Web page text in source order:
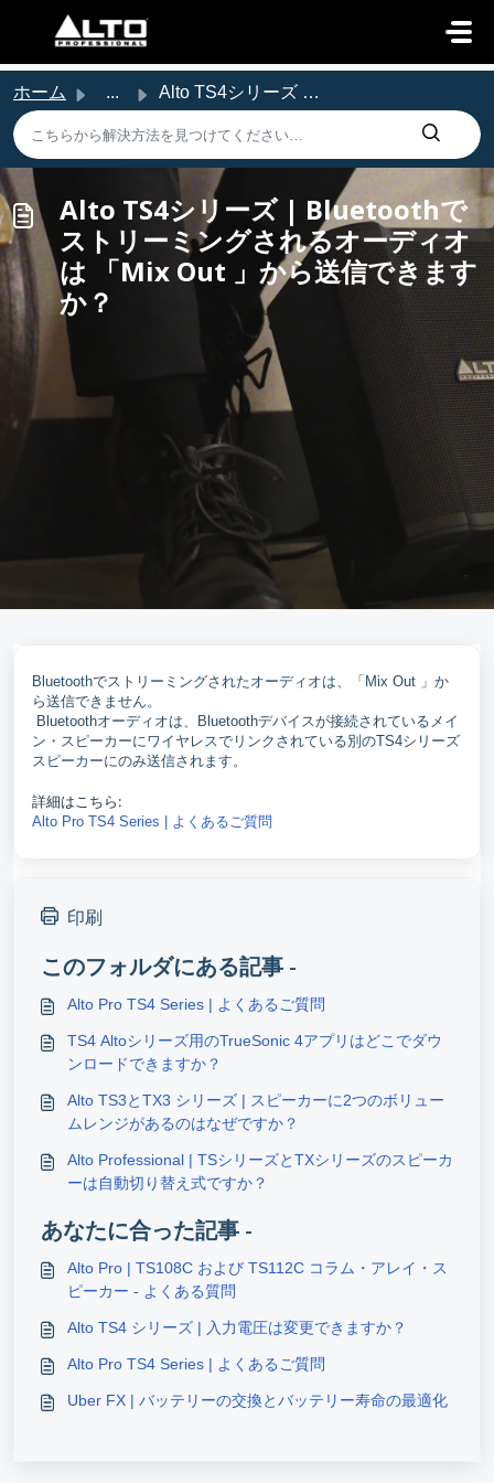
ホーム ... Alto TS4シリーズ | Bluetoothでストリーミングされるオーディオは 「Mix Out 」から送信で...
Alto TS4シリーズ | Bluetoothで
ストリーミングされるオーディオ
は 「Mix Out 」から送信できます
か？
Bluetoothでストリーミングされたオーディオは、「Mix Out 」か
ら送信できません。
Bluetoothオーディオは、Bluetoothデバイスが接続されているメイ
ン・スピーカーにワイヤレスでリンクされている別のTS4シリーズ
スピーカーにのみ送信されます。
詳細はこちら:
Alto Pro TS4 Series | よくあるご質問
印刷
このフォルダにある記事 -
Alto Pro TS4 Series | よくあるご質問
TS4 Altoシリーズ用のTrueSonic 4アプリはどこでダウ
ンロードできますか？
Alto TS3とTX3 シリーズ | スピーカーに2つのボリュー
ムレンジがあるのはなぜですか？
Alto Professional | TSシリーズとTXシリーズのスピーカ
ーは自動切り替え式ですか？
あなたに合った記事 -
Alto Pro | TS108C および TS112C コラム・アレイ・ス
ピーカー - よくある質問
Alto TS4 シリーズ | 入力電圧は変更できますか？
Alto Pro TS4 Series | よくあるご質問
Uber FX | バッテリーの交換とバッテリー寿命の最適化